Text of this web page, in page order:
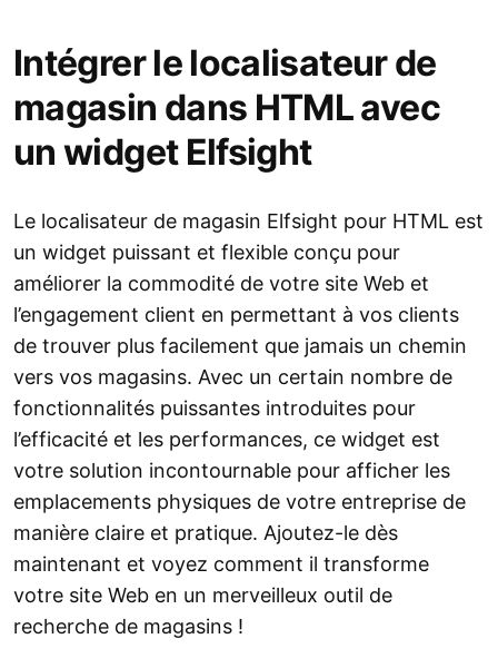
Intégrer le localisateur de
magasin dans HTML avec
un widget Elfsight
Le localisateur de magasin Elfsight pour HTML est
un widget puissant et flexible conçu pour
améliorer la commodité de votre site Web et
l’engagement client en permettant à vos clients
de trouver plus facilement que jamais un chemin
vers vos magasins. Avec un certain nombre de
fonctionnalités puissantes introduites pour
l’efficacité et les performances, ce widget est
votre solution incontournable pour afficher les
emplacements physiques de votre entreprise de
manière claire et pratique. Ajoutez-le dès
maintenant et voyez comment il transforme
votre site Web en un merveilleux outil de
recherche de magasins !